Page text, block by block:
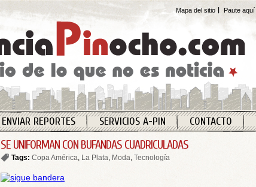
Mapa del sitio Paute aquí
ENVIAR REPORTES SERVICIOS A-PIN CONTACTO
SE UNIFORMAN CON BUFANDAS CUADRICULADAS
Tags: Copa América, La Plata, Moda, Tecnología